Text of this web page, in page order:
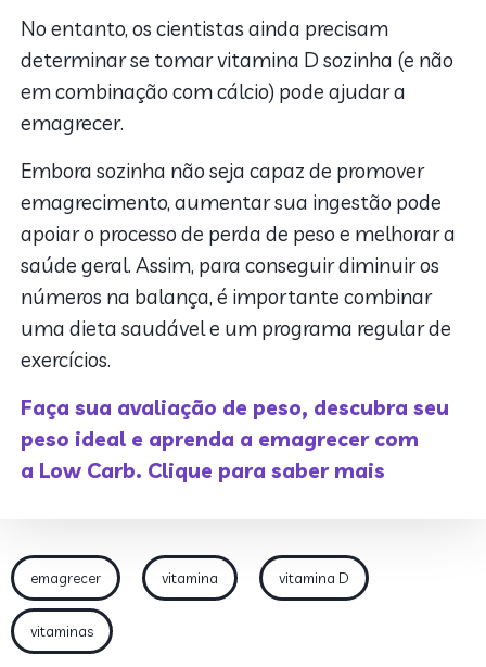
No entanto, os cientistas ainda precisam
determinar se tomar vitamina D sozinha (e não
em combinação com cálcio) pode ajudar a
emagrecer.
Embora sozinha não seja capaz de promover
emagrecimento, aumentar sua ingestão pode
apoiar o processo de perda de peso e melhorar a
saúde geral. Assim, para conseguir diminuir os
números na balança, é importante combinar
uma dieta saudável e um programa regular de
exercícios.
Faça sua avaliação de peso, descubra seu
peso ideal e aprenda a emagrecer com
a Low Carb. Clique para saber mais
emagrecer vitamina vitamina D
vitaminas